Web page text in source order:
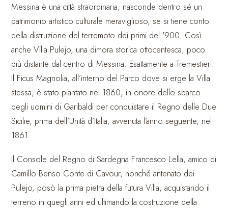
Messina è una città straordinaria; nasconde dentro sé un
patrimonio artistico culturale meraviglioso, se si tiene conto
della distruzione del terremoto dei primi del '900. Così
anche Villa Pulejo, una dimora storica ottocentesca, poco
più distante dal centro di Messina. Esattamente a Tremestieri.
Il Ficus Magnolia, all’interno del Parco dove si erge la Villa
stessa, è stato piantato nel 1860, in onore dello sbarco
degli uomini di Garibaldi per conquistare il Regno delle Due
Sicilie, prima dell’Unità d’Italia, avvenuta l’anno seguente, nel
1861.
Il Console del Regno di Sardegna Francesco Lella, amico di
Camillo Benso Conte di Cavour, nonché antenato dei
Pulejo, posò la prima pietra della futura Villa, acquistando il
terreno in quegli anni ed ultimando la costruzione della